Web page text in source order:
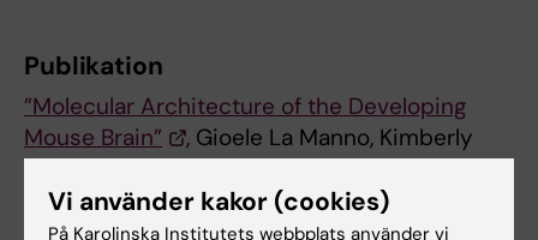
Publikation
”Molecular Architecture of the Developing
Mouse Brain”
, Gioele La Manno, Kimberly
Siletti, Alessandro Furlan, Daniel Gyllborg, Elin
Vinsland, Alejandro Mossi Albiach, Christoffer
Mattsson Langseth, Irina Khven, Alex R.
Vi använder kakor (cookies)
På Karolinska Institutets webbplats använder vi